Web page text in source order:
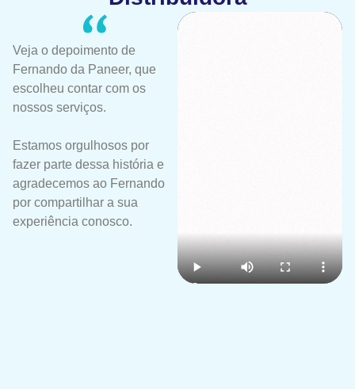
Veja o depoimento de
Fernando da Paneer, que
escolheu contar com os
nossos serviços.
Estamos orgulhosos por
fazer parte dessa história e
agradecemos ao Fernando
por compartilhar a sua
experiência conosco.